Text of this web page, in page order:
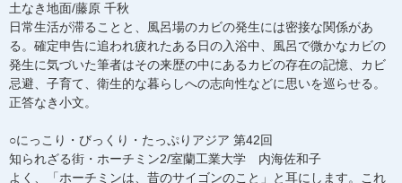
土なき地面/藤原 千秋
日常生活が滞ることと、風呂場のカビの発生には密接な関係があ
る。確定申告に追われ疲れたある日の入浴中、風呂で微かなカビの
発生に気づいた筆者はその来歴の中にあるカビの存在の記憶、カビ
忌避、子育て、衛生的な暮らしへの志向性などに思いを巡らせる。
正答なき小文。
○にっこり・びっくり・たっぷりアジア 第42回
知られざる街・ホーチミン2/室蘭工業大学 内海佐和子
よく、「ホーチミンは、昔のサイゴンのこと」と耳にします。これ